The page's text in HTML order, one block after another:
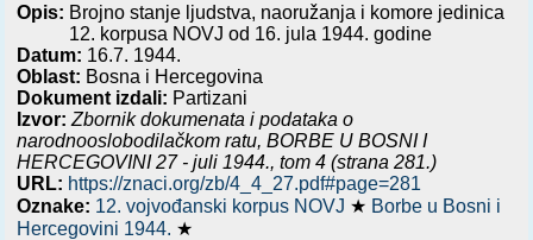
Opis: Brojno stanje ljudstva, naoružanja i komore jedinica
12. korpusa NOVJ od 16. jula 1944. godine
Datum: 16.7. 1944.
Oblast: Bosna i Hercegovina
Dokument izdali: Partizani
Izvor: Zbornik dokumenata i podataka o
narodnooslobodilačkom ratu,BORBE U BOSNI I
HERCEGOVINI 27 - juli 1944., tom 4 (strana 281.)
URL: https://znaci.org/zb/4_4_27.pdf#page=281
Oznake: 12. vojvođanski korpus NOVJ ★ Borbe u Bosni i
Hercegovini 1944. ★